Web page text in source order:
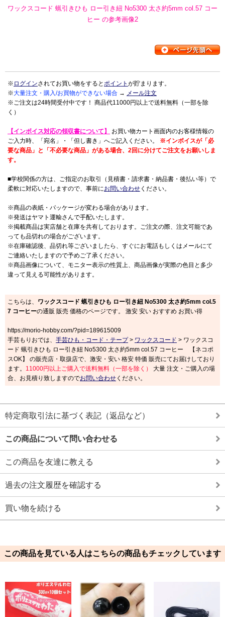
ワックスコード 蝋引きひも ロー引き紐 No5300 太さ約5mm col.57 コー
ヒー の参考画像2
※ ログインされてお買い物をするとポイント が貯まります。
※大量注文・購入/お買物ができない場合 → メール注文
※ご注文は24時間受付中です！ 商品代11000円以上で送料無料（一部を除
く）
【インボイス対応の領収書について】
お買い物カート画面内のお客様情報の
ご入力時、「宛名」・「但し書き」へご記入ください。 ※インボイスが「必
要な商品」と「不必要な商品」がある場合、2回に分けてご注文をお願いしま
す。
■学校関係の方は、ご指定のお取引（見積書・請求書・納品書・後払い等）で
柔軟に対応いたしますので、事前にお問い合わせ ください。
※商品の表紙・パッケージが変わる場合があります。
※発送はヤマト運輸さんで手配いたします。
※掲載商品は実店舗と在庫を共有しております。ご注文の際、注文可能であ
っても品切れの場合がございます。
※在庫確認後、品切れ等ございましたら、すぐにお電話もしくはメールにて
ご連絡いたしますので予めご了承ください。
※商品画像について、モニター表示の性質上、商品画像が実際の色目と多少
違って見える可能性があります。
こちらは、 ワックスコード 蝋引きひも ロー引き紐 No5300 太さ約5mm col.5
7 コーヒーの通販 販売 価格のページです。 激安 安い おすすめ お買い得
https://morio-hobby.com/?pid=189615009
手芸もりおでは、 手芸ひも・コード・テープ> ワックスコード > ワックスコ
ード 蝋引きひも ロー引き紐 No5300 太さ約5mm col.57 コーヒー 【ネコポ
スOK】 の販売店・取扱店で、激安・安い 格安 特価 販売にてお届けしており
ます。 11000円以上ご購入で送料無料（一部を除く）
大量 注文・ご購入の場
合、お見積り致しますのでお問い合わせ ください。
特定商取引法に基づく表記（返品など）
この商品について問い合わせる
この商品を友達に教える
過去の注文履歴を確認する
買い物を続ける
この商品を見ている人はこちらの商品もチェックしています